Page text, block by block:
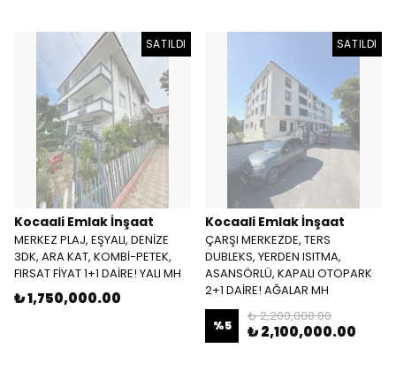
SATILDI
Kocaali Emlak İnşaat
MERKEZ PLAJ, EŞYALI, DENİZE
3DK, ARA KAT, KOMBİ-PETEK,
FIRSAT FİYAT 1+1 DAİRE! YALI MH
₺ 1,750,000.00
SATILDI
Kocaali Emlak İnşaat
ÇARŞI MERKEZDE, TERS
DUBLEKS, YERDEN ISITMA,
ASANSÖRLÜ, KAPALI OTOPARK
2+1 DAİRE! AĞALAR MH
%5
₺ 2,200,000.00
₺ 2,100,000.00